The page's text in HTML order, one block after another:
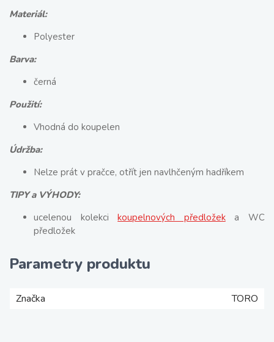
Materiál:
Polyester
Barva:
černá
Použití:
Vhodná do koupelen
Údržba:
Nelze prát v pračce, otřít jen navlhčeným hadříkem
TIPY a VÝHODY:
ucelenou kolekcikoupelnových předložeka WC
předložek
Parametry produktu
Značka TORO